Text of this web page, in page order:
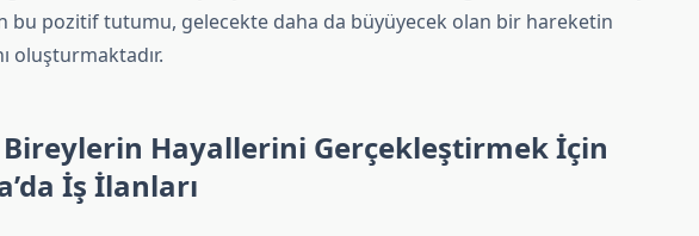
bu pozitif tutumu, gelecekte daha da büyüyecek olan bir hareketin
oluşturmaktadır.
Bireylerin Hayallerini Gerçekleştirmek İçin
İş İlanları